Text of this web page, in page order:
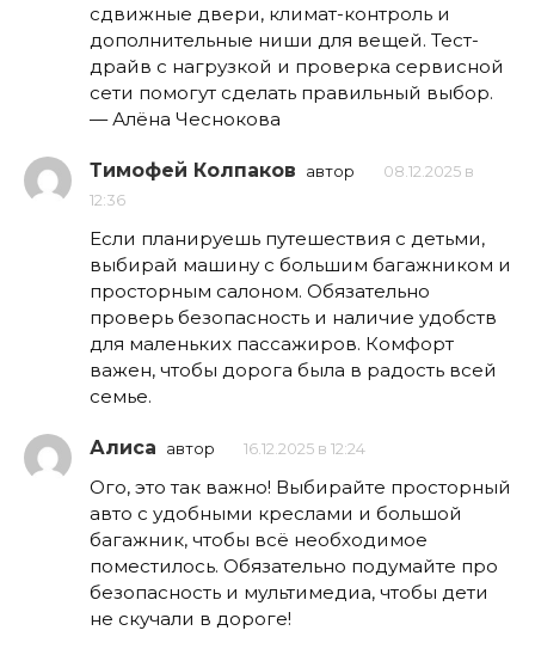
сдвижные двери, климат-контроль и
дополнительные ниши для вещей. Тест-
драйв с нагрузкой и проверка сервисной
сети помогут сделать правильный выбор.
— Алёна Чеснокова
Тимофей Колпаков автор
08.12.2025 в
12:36
Если планируешь путешествия с детьми,
выбирай машину с большим багажником и
просторным салоном. Обязательно
проверь безопасность и наличие удобств
для маленьких пассажиров. Комфорт
важен, чтобы дорога была в радость всей
семье.
Алиса автор 16.12.2025 в 12:24
Ого, это так важно! Выбирайте просторный
авто с удобными креслами и большой
багажник, чтобы всё необходимое
поместилось. Обязательно подумайте про
безопасность и мультимедиа, чтобы дети
не скучали в дороге!